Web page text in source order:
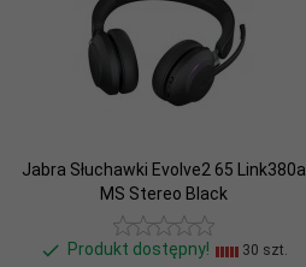
Jabra Słuchawki Evolve2 65 Link380a
MS Stereo Black
Produkt dostępny! 30 szt.